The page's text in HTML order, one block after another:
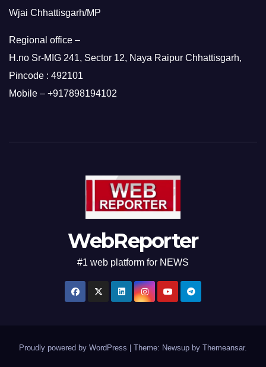
Wjai Chhattisgarh/MP
Regional office –
H.no Sr-MIG 241, Sector 12, Naya Raipur Chhattisgarh,
Pincode : 492101
Mobile – +917898194102
WebReporter
#1 web platform for NEWS
Proudly powered by WordPress | Theme: Newsup by Themeansar.